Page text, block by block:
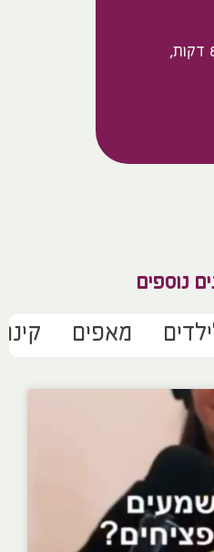
יש להמשיך לאפות במשך 8-10 דקות,
נוספים
מאפים